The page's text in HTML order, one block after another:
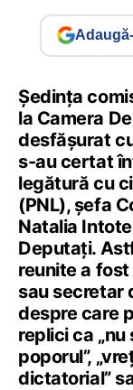
Ședința
la Camera
desfășurat
s-au certat
legătură cu
(PNL), șefa
Natalia
Deputați.
reunite a
sau secretar
despre care
replici ca „nu
poporul”,
dictatorial”